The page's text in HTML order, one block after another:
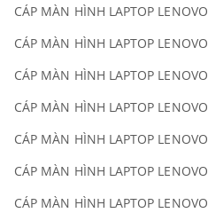
CÁP MÀN HÌNH LAPTOP LENOVO
CÁP MÀN HÌNH LAPTOP LENOVO
CÁP MÀN HÌNH LAPTOP LENOVO
CÁP MÀN HÌNH LAPTOP LENOVO
CÁP MÀN HÌNH LAPTOP LENOVO
CÁP MÀN HÌNH LAPTOP LENOVO
CÁP MÀN HÌNH LAPTOP LENOVO